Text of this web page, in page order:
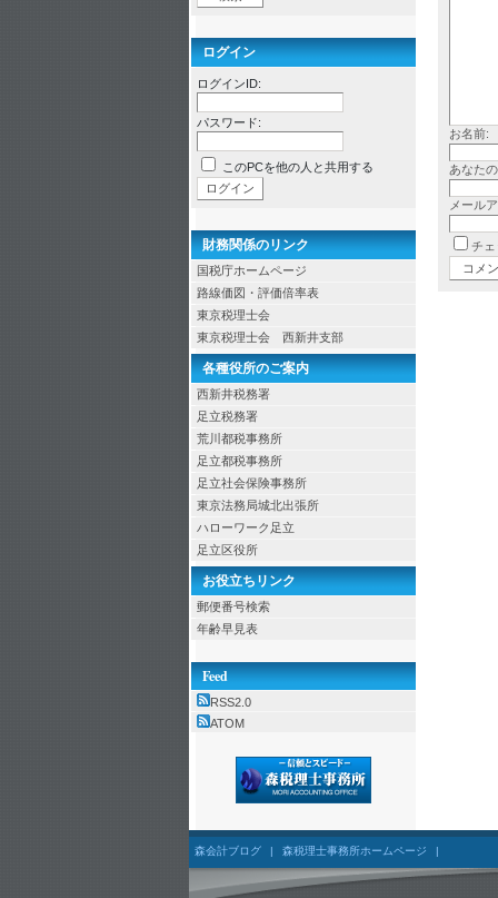
お名前:
あなた
メール
チェ
ログイン
ログインID:
パスワード:
このPCを他の人と共用する
財務関係のリンク
国税庁ホームページ
路線価図・評価倍率表
東京税理士会
東京税理士会 西新井支部
各種役所のご案内
西新井税務署
足立税務署
荒川都税事務所
足立都税事務所
足立社会保険事務所
東京法務局城北出張所
ハローワーク足立
足立区役所
お役立ちリンク
郵便番号検索
年齢早見表
Feed
RSS2.0
ATOM
森会計ブログ | 森税理士事務所ホームページ |